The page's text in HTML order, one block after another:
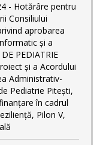
- Hotărâre pentru
Consiliului
aprobarea
și a
PEDIATRIE
și a Acordului
Administrativ-
Pediatrie Pitești,
în cadrul
Pilon V,